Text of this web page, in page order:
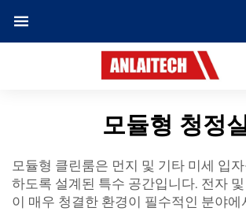
모듈형 청정
모듈형 클린룸은 먼지 및 기타 미세 입
하도록 설계된 특수 공간입니다. 전자
이 매우 청결한 환경이 필수적인 분야에